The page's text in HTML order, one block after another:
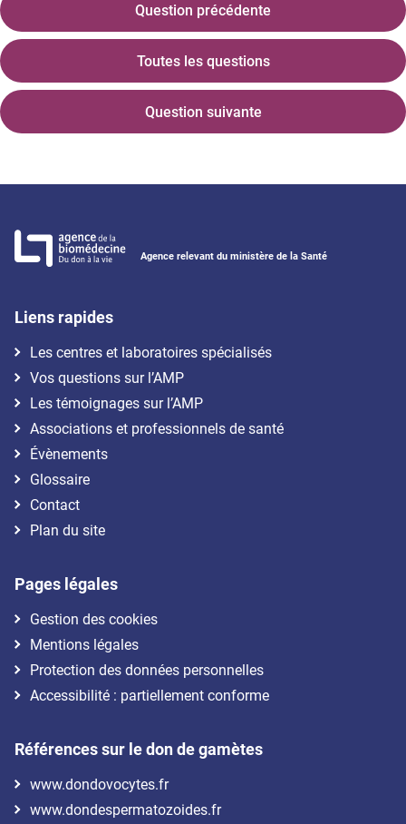
Question précédente
Toutes les questions
Question suivante
Agence relevant du ministère de la Santé
Liens rapides
Les centres et laboratoires spécialisés
Vos questions sur l’AMP
Les témoignages sur l’AMP
Associations et professionnels de santé
Évènements
Glossaire
Contact
Plan du site
Pages légales
Gestion des cookies
Mentions légales
Protection des données personnelles
Accessibilité : partiellement conforme
Références sur le don de gamètes
www.dondovocytes.fr
www.dondespermatozoides.fr